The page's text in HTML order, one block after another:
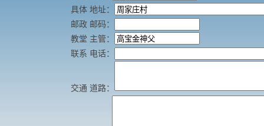
具体 地址：
邮政 邮码：
教堂 主管：
联系 电话：
交通 道路：